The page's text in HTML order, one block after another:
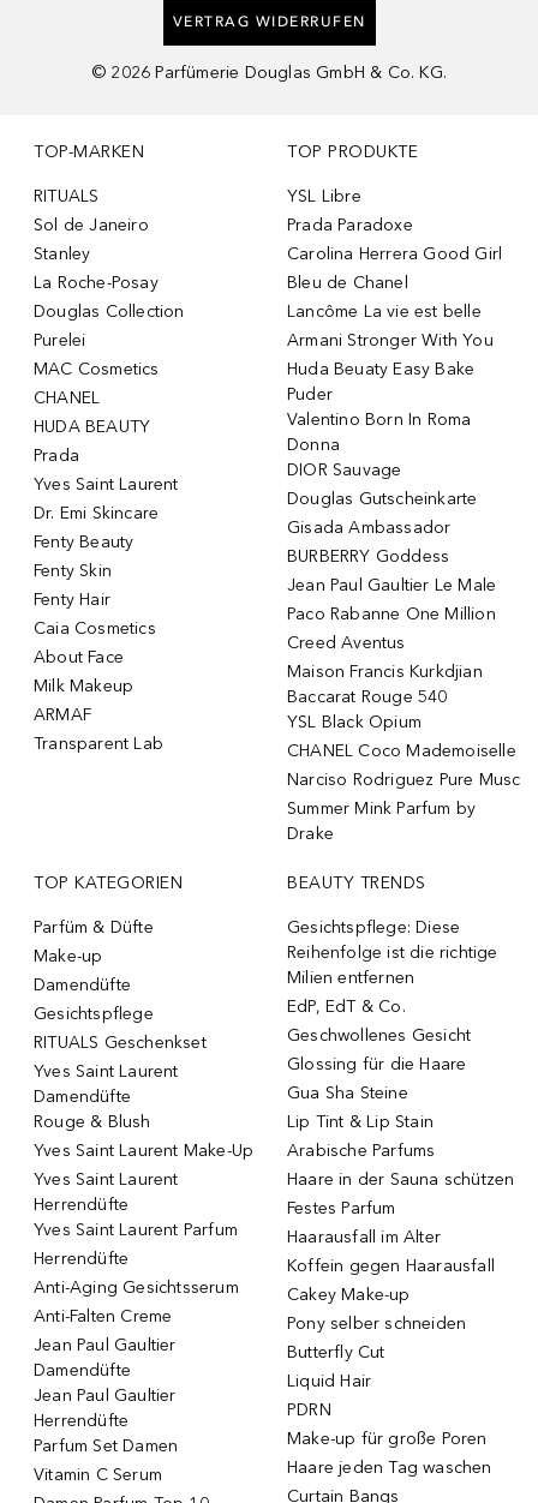
VERTRAG WIDERRUFEN
© 2026 Parfümerie Douglas GmbH & Co. KG.
TOP-MARKEN
RITUALS
Sol de Janeiro
Stanley
La Roche-Posay
Douglas Collection
Purelei
MAC Cosmetics
CHANEL
HUDA BEAUTY
Prada
Yves Saint Laurent
Dr. Emi Skincare
Fenty Beauty
Fenty Skin
Fenty Hair
Caia Cosmetics
About Face
Milk Makeup
ARMAF
Transparent Lab
TOP PRODUKTE
YSL Libre
Prada Paradoxe
Carolina Herrera Good Girl
Bleu de Chanel
Lancôme La vie est belle
Armani Stronger With You
Huda Beuaty Easy Bake
Puder
Valentino Born In Roma
Donna
DIOR Sauvage
Douglas Gutscheinkarte
Gisada Ambassador
BURBERRY Goddess
Jean Paul Gaultier Le Male
Paco Rabanne One Million
Creed Aventus
Maison Francis Kurkdjian
Baccarat Rouge 540
YSL Black Opium
CHANEL Coco Mademoiselle
Narciso Rodriguez Pure Musc
Summer Mink Parfum by
Drake
TOP KATEGORIEN
Parfüm & Düfte
Make-up
Damendüfte
Gesichtspflege
RITUALS Geschenkset
Yves Saint Laurent
Damendüfte
Rouge & Blush
Yves Saint Laurent Make-Up
Yves Saint Laurent
Herrendüfte
Yves Saint Laurent Parfum
Herrendüfte
Anti-Aging Gesichtsserum
Anti-Falten Creme
Jean Paul Gaultier
Damendüfte
Jean Paul Gaultier
Herrendüfte
Parfum Set Damen
Vitamin C Serum
BEAUTY TRENDS
Gesichtspflege: Diese
Reihenfolge ist die richtige
Milien entfernen
EdP, EdT & Co.
Geschwollenes Gesicht
Glossing für die Haare
Gua Sha Steine
Lip Tint & Lip Stain
Arabische Parfums
Haare in der Sauna schützen
Festes Parfum
Haarausfall im Alter
Koffein gegen Haarausfall
Cakey Make-up
Pony selber schneiden
Butterfly Cut
Liquid Hair
PDRN
Make-up für große Poren
Haare jeden Tag waschen
Curtain Bangs